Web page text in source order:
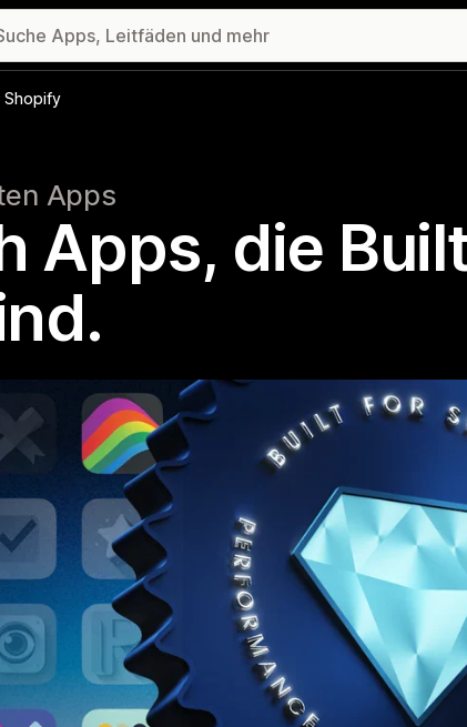
Shopify
Apps
Apps, die